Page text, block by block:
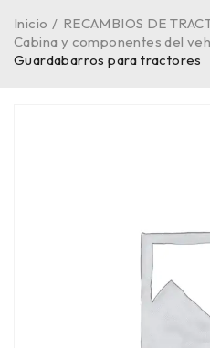
Inicio / RECAMBIOS DE
Cabina y componentes del
Guardabarros para tractores